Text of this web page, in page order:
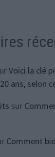
Voici la clé
ans, selon
sur
Comment